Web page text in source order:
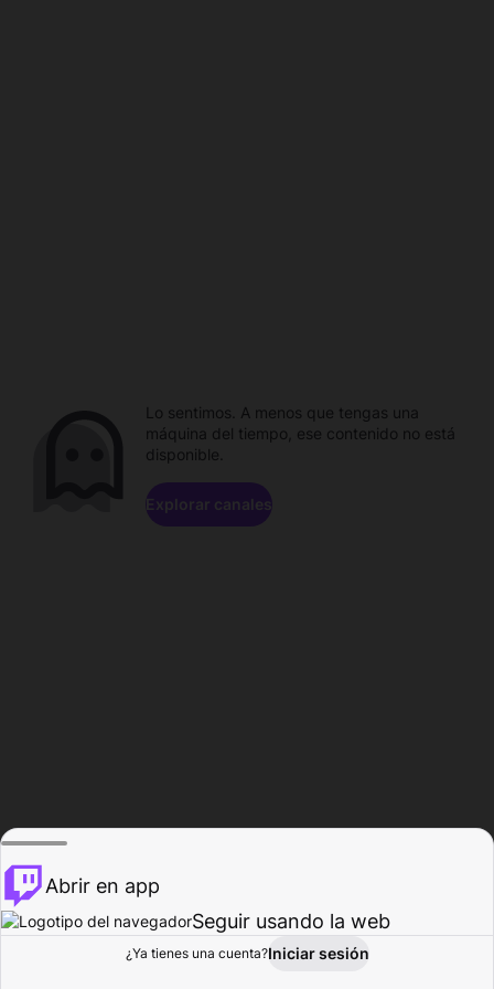
Explorar Actividad
Lo sentimos. A menos que tengas una
máquina del tiempo, ese contenido no está
disponible.
Explorar canales
Abrir en app
Seguir usando la web
¿Ya tienes una cuenta?Iniciar sesión